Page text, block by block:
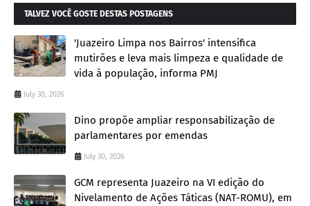
TALVEZ VOCÊ GOSTE DESTAS POSTAGENS
'Juazeiro Limpa nos Bairros' intensifica
mutirões e leva mais limpeza e qualidade de
vida à população, informa PMJ
July 30, 2026
Dino propõe ampliar responsabilização de
parlamentares por emendas
July 30, 2026
GCM representa Juazeiro na VI edição do
Nivelamento de Ações Táticas (NAT-ROMU), em